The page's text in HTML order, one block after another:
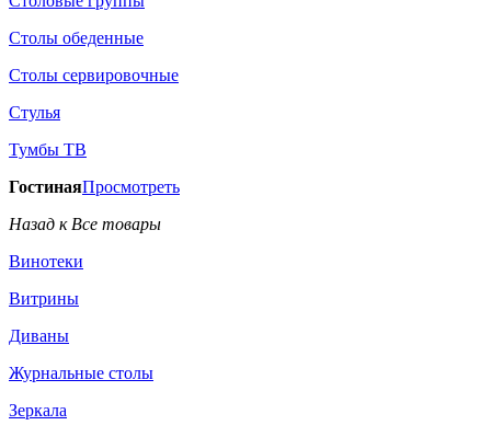
Столы обеденные
Столы сервировочные
Стулья
Тумбы ТВ
ГостинаяПросмотреть
Назад к Все товары
Винотеки
Витрины
Диваны
Журнальные столы
Зеркала